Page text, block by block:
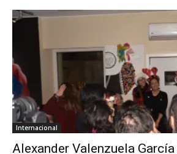
Internacional
Alexander Valenzuela García